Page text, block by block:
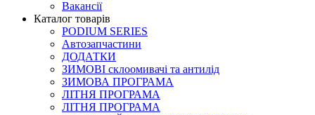
Вакансії
Каталог товарів
PODIUM SERIES
Автозапчастини
ДОДАТКИ
ЗИМОВІ склоомивачі та антилід
ЗИМОВА ПРОГРАМА
ЛІТНЯ ПРОГРАМА
ЛІТНЯ ПРОГРАМА